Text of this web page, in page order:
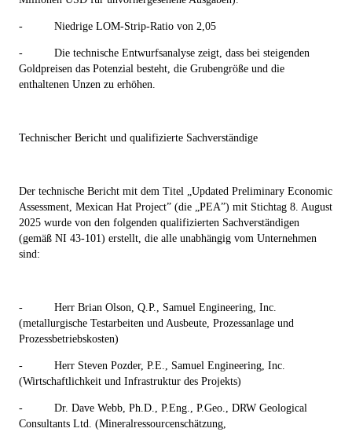
- Niedrige LOM-Strip-Ratio von 2,05
-
Die technische Entwurfsanalyse zeigt, dass bei steigenden
Goldpreisen das Potenzial besteht, die Grubengröße und die
enthaltenen Unzen zu erhöhen.
Technischer Bericht und qualifizierte Sachverständige
Der technische Bericht mit dem Titel „Updated Preliminary Economic
Assessment, Mexican Hat Project” (die „ PEA”) mit Stichtag 8. August
2025 wurde von den folgenden qualifizierten Sachverständigen
(gemäß NI 43-101) erstellt, die alle unabhängig vom Unternehmen
sind:
-
Herr Brian Olson, Q.P., Samuel Engineering, Inc.
(metallurgische Testarbeiten und Ausbeute, Prozessanlage und
Prozessbetriebskosten)
-
Herr Steven Pozder, P.E., Samuel Engineering, Inc.
(Wirtschaftlichkeit und Infrastruktur des Projekts)
-
Dr. Dave Webb, Ph.D., P.Eng., P.Geo., DRW Geological
Consultants Ltd. (Mineralressourcenschätzung,